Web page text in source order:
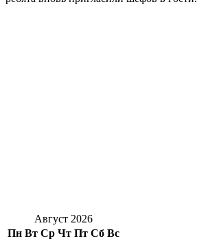
Август 2026
Пн Вт Ср Чт Пт Сб Вс